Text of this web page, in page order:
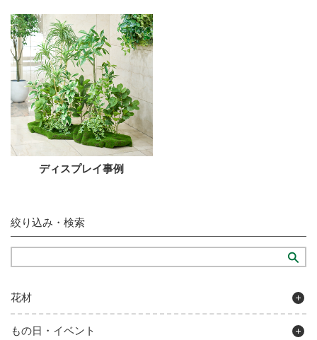
ディスプレイ事例
絞り込み・検索
花材
もの日・イベント